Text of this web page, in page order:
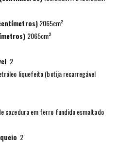
2065cm²
2065cm²
2
liquefeito (botija recarregável
cozedura em ferro fundido esmaltado
2